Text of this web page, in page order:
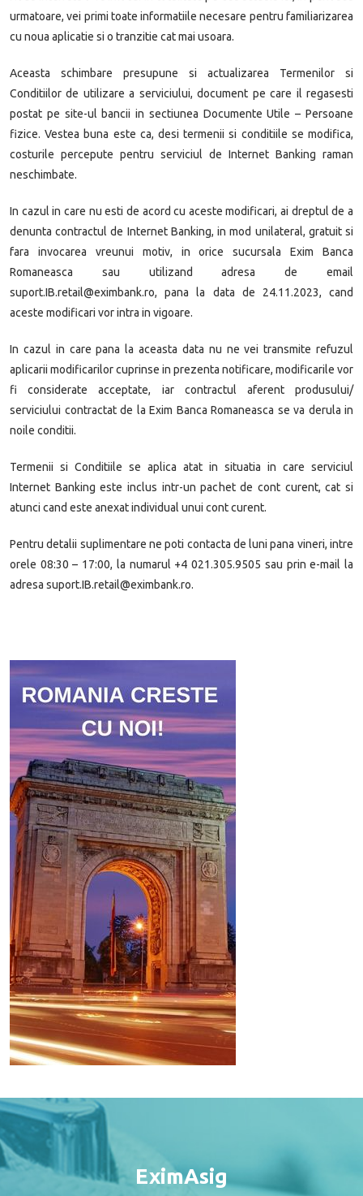
urmatoare, vei primi toate informatiile necesare pentru familiarizarea
cu noua aplicatie si o tranzitie cat mai usoara.
Aceasta schimbare presupune si actualizarea Termenilor si
Conditiilor de utilizare a serviciului, document pe care il regasesti
postat pe site-ul bancii in sectiunea Documente Utile – Persoane
fizice. Vestea buna este ca, desi termenii si conditiile se modifica,
costurile percepute pentru serviciul de Internet Banking raman
neschimbate.
In cazul in care nu esti de acord cu aceste modificari, ai dreptul de a
denunta contractul de Internet Banking, in mod unilateral, gratuit si
fara invocarea vreunui motiv, in orice sucursala Exim Banca
Romaneasca sau utilizand adresa de email
suport.IB.retail@eximbank.ro, pana la data de 24.11.2023, cand
aceste modificari vor intra in vigoare.
In cazul in care pana la aceasta data nu ne vei transmite refuzul
aplicarii modificarilor cuprinse in prezenta notificare, modificarile vor
fi considerate acceptate, iar contractul aferent produsului/
serviciului contractat de la Exim Banca Romaneasca se va derula in
noile conditii.
Termenii si Conditiile se aplica atat in situatia in care serviciul
Internet Banking este inclus intr-un pachet de cont curent, cat si
atunci cand este anexat individual unui cont curent.
Pentru detalii suplimentare ne poti contacta de luni pana vineri, intre
orele 08:30 – 17:00, la numarul +4 021.305.9505 sau prin e-mail la
adresa suport.IB.retail@eximbank.ro.
EximAsig